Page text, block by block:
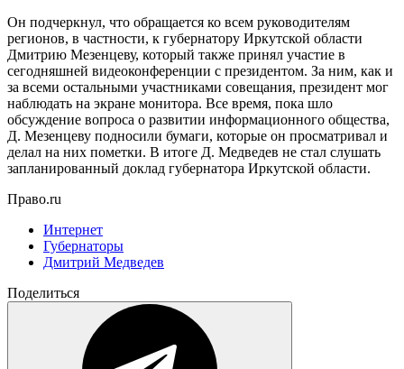
Он подчеркнул, что обращается ко всем руководителям
регионов, в частности, к губернатору Иркутской области
Дмитрию Мезенцеву, который также принял участие в
сегодняшней видеоконференции с президентом. За ним, как и
за всеми остальными участниками совещания, президент мог
наблюдать на экране монитора. Все время, пока шло
обсуждение вопроса о развитии информационного общества,
Д. Мезенцеву подносили бумаги, которые он просматривал и
делал на них пометки. В итоге Д. Медведев не стал слушать
запланированный доклад губернатора Иркутской области.
Право.ru
Интернет
Губернаторы
Дмитрий Медведев
Поделиться